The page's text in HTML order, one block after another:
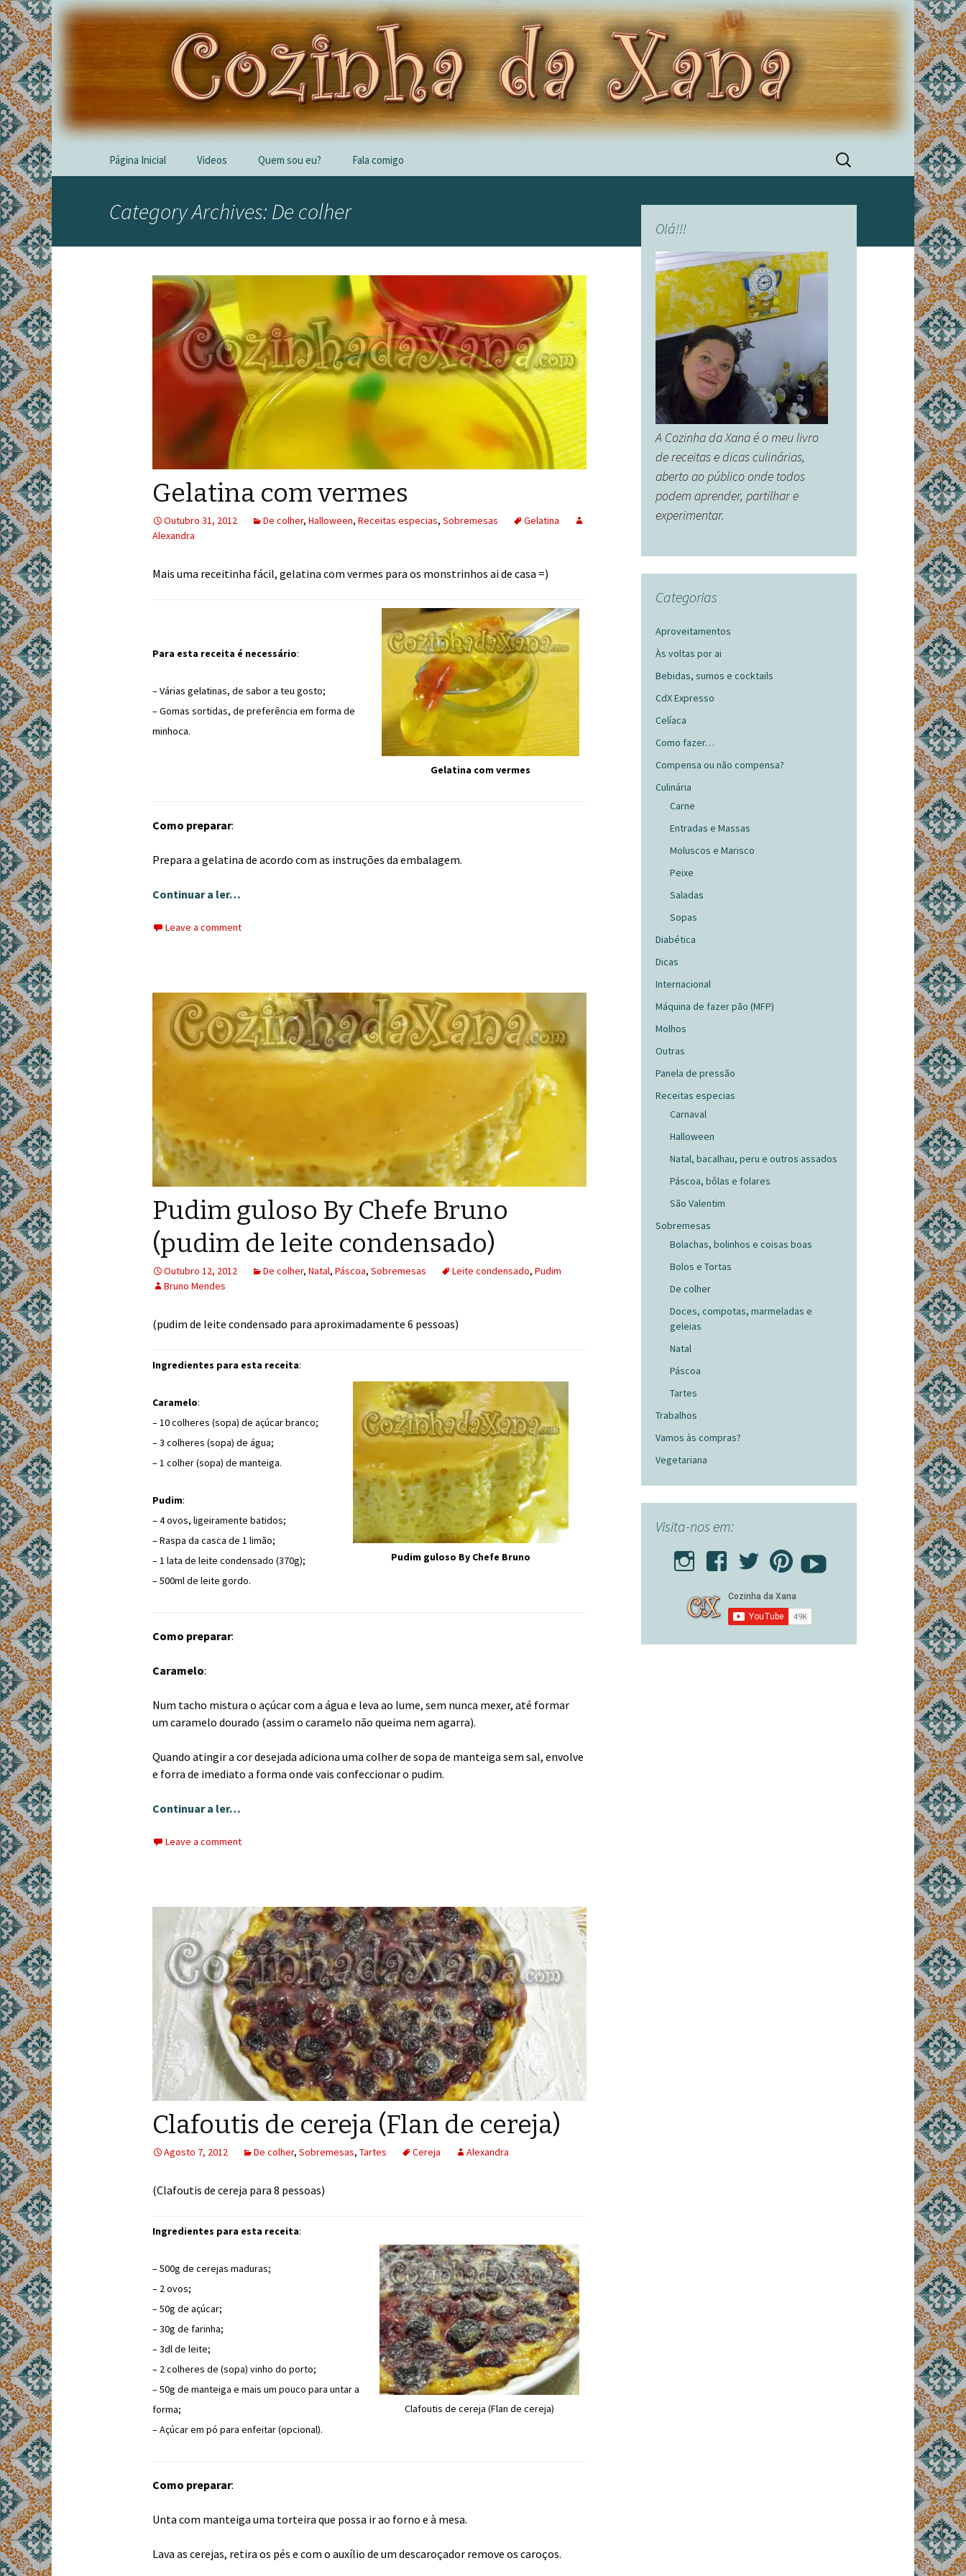
Página Inicial Videos Quem sou eu? Fala comigo
Pesquisar
por:
Category Archives: De colher
Gelatina com vermes
Outubro 31, 2012 De colher, Halloween, Receitas especias, Sobremesas
Gelatina
Alexandra
Mais uma receitinha fácil, gelatina com vermes para os monstrinhos ai de casa =)
Para esta receita é necessário:
– Várias gelatinas, de sabor a teu gosto;
– Gomas sortidas, de preferência em forma de
minhoca.
Gelatina com vermes
Como preparar:
Prepara a gelatina de acordo com as instruções da embalagem.
Continuar a ler…
Leave a comment
Pudim guloso By Chefe Bruno
(pudim de leite condensado)
Outubro 12, 2012 De colher, Natal, Páscoa, Sobremesas Leite condensado, Pudim
Bruno Mendes
(pudim de leite condensado para aproximadamente 6 pessoas)
Ingredientes para esta receita:
Caramelo:
– 10 colheres (sopa) de açúcar branco;
– 3 colheres (sopa) de água;
– 1 colher (sopa) de manteiga.
Pudim:
– 4 ovos, ligeiramente batidos;
– Raspa da casca de 1 limão;
– 1 lata de leite condensado (370g);
– 500ml de leite gordo.
Pudim guloso By Chefe Bruno
Como preparar:
Caramelo:
Num tacho mistura o açúcar com a água e leva ao lume, sem nunca mexer, até formar
um caramelo dourado (assim o caramelo não queima nem agarra).
Quando atingir a cor desejada adiciona uma colher de sopa de manteiga sem sal, envolve
e forra de imediato a forma onde vais confeccionar o pudim.
Continuar a ler…
Leave a comment
Clafoutis de cereja (Flan de cereja)
Agosto 7, 2012 De colher, Sobremesas, Tartes Cereja Alexandra
(Clafoutis de cereja para 8 pessoas)
Ingredientes para esta receita:
– 500g de cerejas maduras;
– 2 ovos;
– 50g de açúcar;
– 30g de farinha;
– 3dl de leite;
– 2 colheres de (sopa) vinho do porto;
– 50g de manteiga e mais um pouco para untar a
forma;
– Açúcar em pó para enfeitar (opcional).
Clafoutis de cereja (Flan de cereja)
Como preparar:
Unta com manteiga uma torteira que possa ir ao forno e à mesa.
Lava as cerejas, retira os pés e com o auxílio de um descaroçador remove os caroços.
Olá!!!
A Cozinha da Xana é o meu livro
de receitas e dicas culinárias,
aberto ao público onde todos
podem aprender, partilhar e
experimentar.
Categorias
Aproveitamentos
Às voltas por ai
Bebidas, sumos e cocktails
CdX Expresso
Celíaca
Como fazer…
Compensa ou não compensa?
Culinária
Carne
Entradas e Massas
Moluscos e Marisco
Peixe
Saladas
Sopas
Diabética
Dicas
Internacional
Máquina de fazer pão (MFP)
Molhos
Outras
Panela de pressão
Receitas especias
Carnaval
Halloween
Natal, bacalhau, peru e outros assados
Páscoa, bôlas e folares
São Valentim
Sobremesas
Bolachas, bolinhos e coisas boas
Bolos e Tortas
De colher
Doces, compotas, marmeladas e
geleias
Natal
Páscoa
Tartes
Trabalhos
Vamos às compras?
Vegetariana
Visita-nos em: